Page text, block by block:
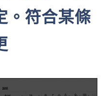
。符合某條